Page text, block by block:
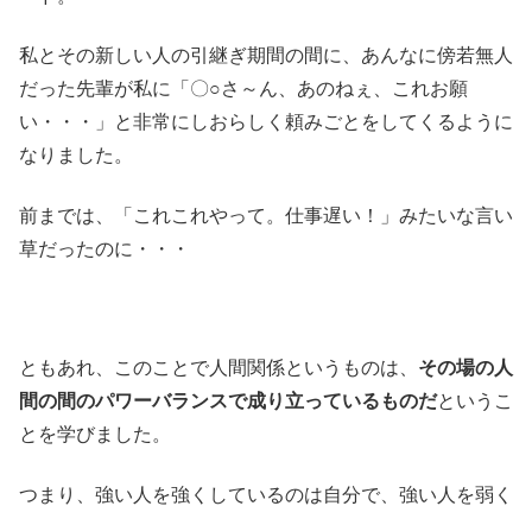
私とその新しい人の引継ぎ期間の間に、あんなに傍若無人
だった先輩が私に「〇○さ～ん、あのねぇ、これお願
い・・・」と非常にしおらしく頼みごとをしてくるように
なりました。
前までは、「これこれやって。仕事遅い！」みたいな言い
草だったのに・・・
ともあれ、このことで人間関係というものは、 その場の人
間の間のパワーバランスで成り立っているものだというこ
とを学びました。
つまり、強い人を強くしているのは自分で、強い人を弱く